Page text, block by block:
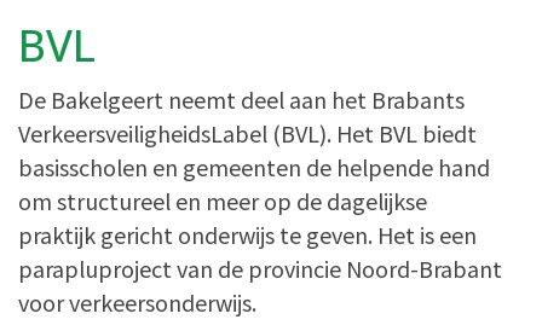
BVL
De Bakelgeert neemt deel aan het Brabants
VerkeersveiligheidsLabel (BVL). Het BVL biedt
basisscholen en gemeenten de helpende hand
om structureel en meer op de dagelijkse
praktijk gericht onderwijs te geven. Het is een
parapluproject van de provincie Noord-Brabant
voor verkeersonderwijs.